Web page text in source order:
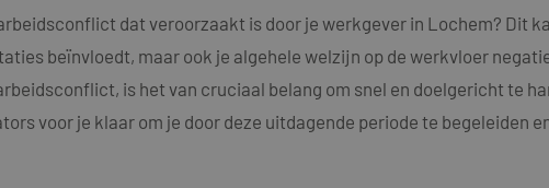
dat veroorzaakt is door je werkgever in Lochem? Dit
beïnvloedt, maar ook je algehele welzijn op de werkvloer
is het van cruciaal belang om snel en doelgericht te
voor je klaar om je door deze uitdagende periode te begeleiden